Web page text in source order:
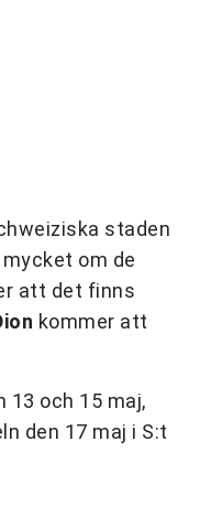
staden
om de
att det finns
kommer att
13 och 15 maj,
den 17 maj i S:t